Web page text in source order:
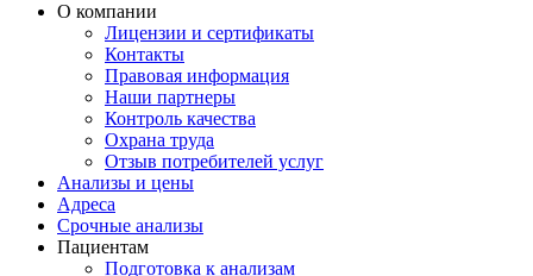
О компании
Лицензии и сертификаты
Контакты
Правовая информация
Наши партнеры
Контроль качества
Охрана труда
Отзыв потребителей услуг
Анализы и цены
Адреса
Срочные анализы
Пациентам
Подготовка к анализам